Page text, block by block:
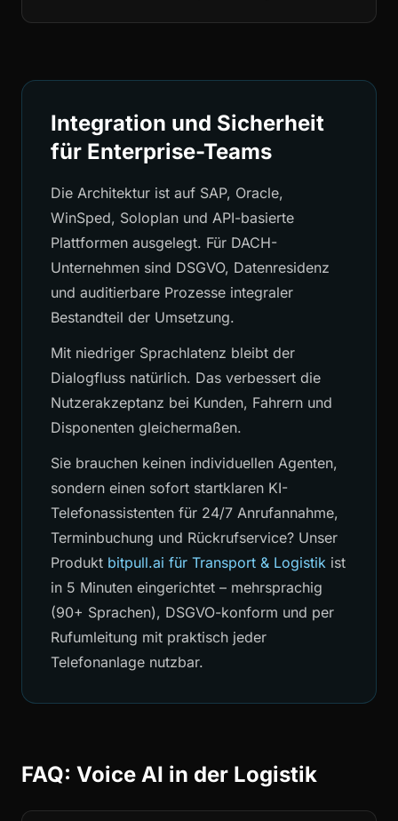
Integration und Sicherheit
für Enterprise-Teams
Die Architektur ist auf SAP, Oracle,
WinSped, Soloplan und API-basierte
Plattformen ausgelegt. Für DACH-
Unternehmen sind DSGVO, Datenresidenz
und auditierbare Prozesse integraler
Bestandteil der Umsetzung.
Mit niedriger Sprachlatenz bleibt der
Dialogfluss natürlich. Das verbessert die
Nutzerakzeptanz bei Kunden, Fahrern und
Disponenten gleichermaßen.
Sie brauchen keinen individuellen Agenten,
sondern einen sofort startklaren KI-
Telefonassistenten für 24/7 Anrufannahme,
Terminbuchung und Rückrufservice? Unser
Produkt bitpull.ai für Transport & Logistik ist
in 5 Minuten eingerichtet – mehrsprachig
(90+ Sprachen), DSGVO-konform und per
Rufumleitung mit praktisch jeder
Telefonanlage nutzbar.
FAQ: Voice AI in der Logistik